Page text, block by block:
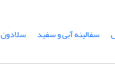
سفالینه آبی و سفید سلادون